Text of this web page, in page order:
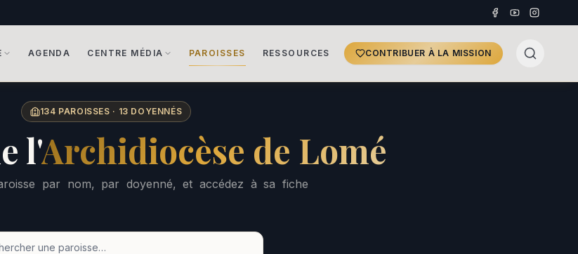
AGENDA CENTRE MÉDIA PAROISSES RESSOURCES CONTRIBUER À LA MISSION
134 PAROISSES · 13 DOYENNÉS
l'Archidiocèse de Lomé
par nom, par doyenné, et accédez à sa fiche